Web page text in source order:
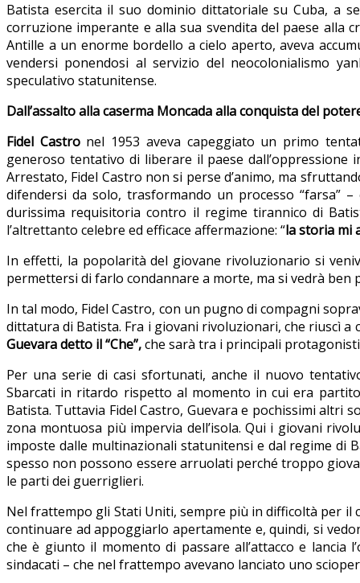
Batista esercita il suo dominio dittatoriale su Cuba, a
corruzione imperante e alla sua svendita del paese alla
Antille a un enorme bordello a cielo aperto, aveva
vendersi ponendosi al servizio del neocolonialismo
speculativo statunitense.
Dall’assalto alla caserma Moncada alla conquista del
Fidel Castronel 1953 aveva capeggiato un primo
generoso tentativo di liberare il paese
Arrestato, Fidel Castro non si perse d’animo, ma
difendersi da solo, trasformando un processo “farsa”
durissima requisitoria contro il regime tirannico di
l’altrettanto celebre ed efficace affermazione: “la storia mi
In effetti, la popolarità del giovane rivoluzionario si
permettersi di farlo condannare a morte, ma si vedrà ben
In tal modo, Fidel Castro, con un pugno di compagni
dittatura di Batista. Fra i giovani rivoluzionari, che riuscì
Guevara detto il “Che”,che sarà tra i principali
Per una serie di casi sfortunati, anche il nuovo
Sbarcati in ritardo rispetto al momento in cui era
Batista. Tuttavia Fidel Castro, Guevara e pochissimi
zona montuosa più impervia dell’isola. Qui i giovani
imposte dalle multinazionali statunitensi e dal regime di
spesso non possono essere arruolati perché troppo
le parti dei guerriglieri.
Nel frattempo gli Stati Uniti, sempre più in difficoltà per il
continuare ad appoggiarlo apertamente e, quindi, si
che è giunto il momento di passare all’attacco e lancia
sindacati – che nel frattempo avevano lanciato uno